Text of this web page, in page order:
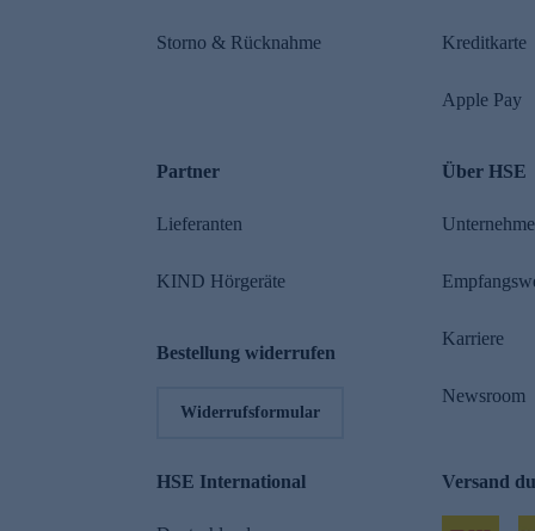
Storno & Rücknahme Kreditkarte
Apple Pay
Partner
Lieferanten
KIND Hörgeräte
Bestellung widerrufen
Widerrufsformular
Über HSE
Karriere
Newsroom
HSE International Versand